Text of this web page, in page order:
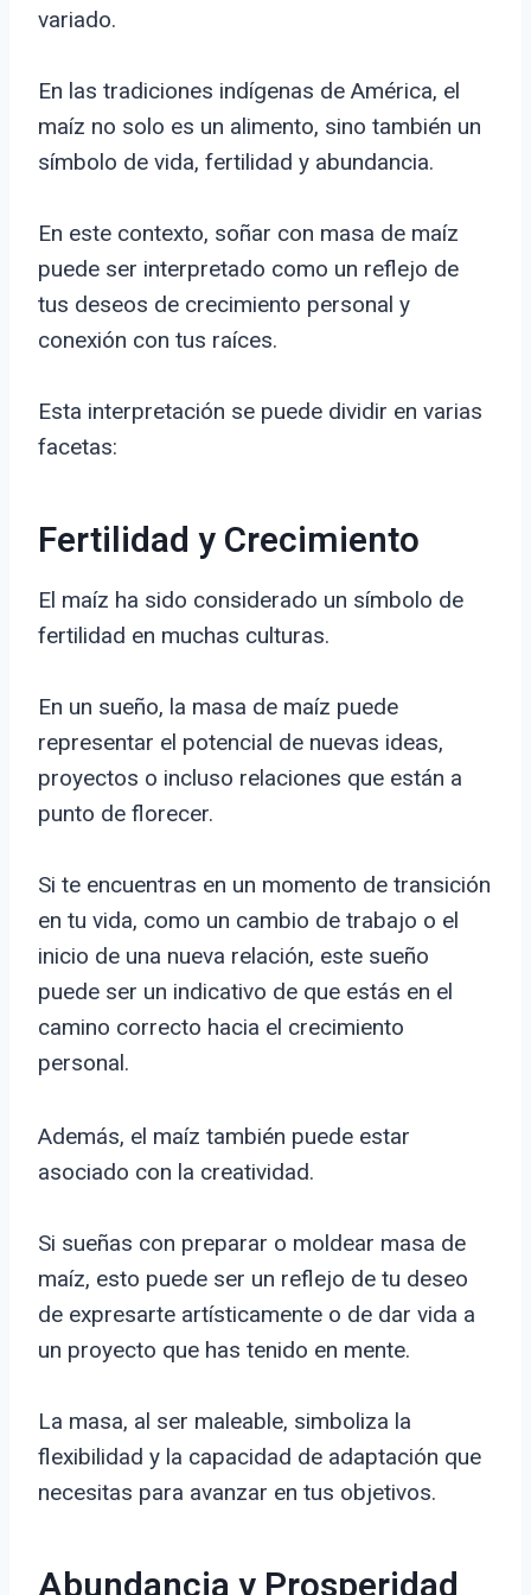
variado.
En las tradiciones indígenas de América, el
maíz no solo es un alimento, sino también un
símbolo de vida, fertilidad y abundancia.
En este contexto, soñar con masa de maíz
puede ser interpretado como un reflejo de
tus deseos de crecimiento personal y
conexión con tus raíces.
Esta interpretación se puede dividir en varias
facetas:
Fertilidad y Crecimiento
El maíz ha sido considerado un símbolo de
fertilidad en muchas culturas.
En un sueño, la masa de maíz puede
representar el potencial de nuevas ideas,
proyectos o incluso relaciones que están a
punto de florecer.
Si te encuentras en un momento de transición
en tu vida, como un cambio de trabajo o el
inicio de una nueva relación, este sueño
puede ser un indicativo de que estás en el
camino correcto hacia el crecimiento
personal.
Además, el maíz también puede estar
asociado con la creatividad.
Si sueñas con preparar o moldear masa de
maíz, esto puede ser un reflejo de tu deseo
de expresarte artísticamente o de dar vida a
un proyecto que has tenido en mente.
La masa, al ser maleable, simboliza la
flexibilidad y la capacidad de adaptación que
necesitas para avanzar en tus objetivos.